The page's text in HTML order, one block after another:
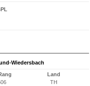
Wiedersbach
Land
TH